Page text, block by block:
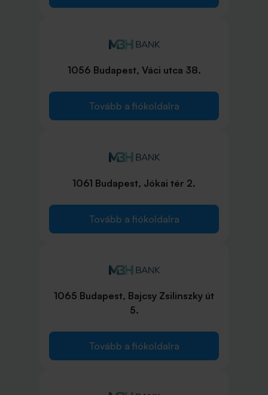
1056 Budapest, Váci utca 38.
Tovább a fiókoldalra
1061 Budapest, Jókai tér 2.
Tovább a fiókoldalra
1065 Budapest, Bajcsy Zsilinszky út
5.
Tovább a fiókoldalra